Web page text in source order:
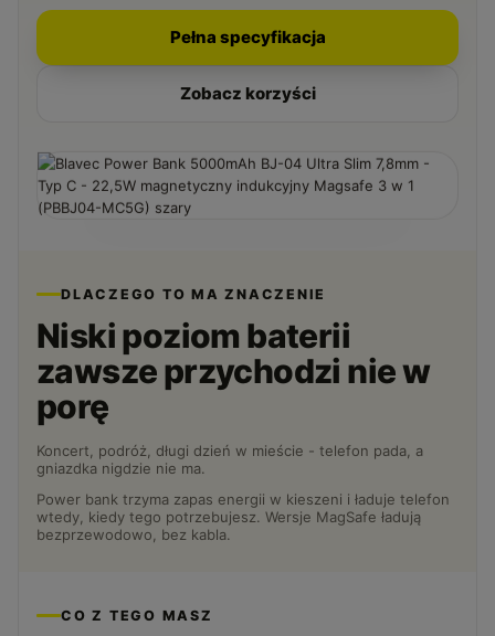
Pełna specyfikacja
Zobacz korzyści
DLACZEGO TO MA ZNACZENIE
Niski poziom baterii
zawsze przychodzi nie w
porę
Koncert, podróż, długi dzień w mieście - telefon pada, a
gniazdka nigdzie nie ma.
Power bank trzyma zapas energii w kieszeni i ładuje telefon
wtedy, kiedy tego potrzebujesz. Wersje MagSafe ładują
bezprzewodowo, bez kabla.
CO Z TEGO MASZ